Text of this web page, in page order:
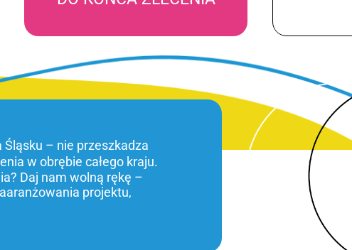
– nie przeszkadza
w obrębie całego kraju.
Daj nam wolną rękę –
projektu,